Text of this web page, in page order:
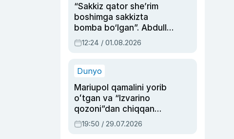
“Sakkiz qator she’rim
boshimga sakkizta
bomba bo‘lgan”. Abdulla
Oripovni siyosiy
ayblovlardan asrab
12:24 / 01.08.2026
Dunyo
Mariupol qamalini yorib
oʻtgan va “Izvarino
qozoni”dan chiqqan
qahramon — Ukraina
armiyasi bosh
19:50 / 29.07.2026